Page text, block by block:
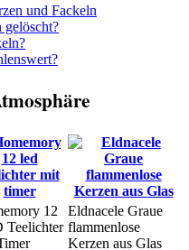
und Fackeln
gelöscht?
12
Teelichter
Eldnacele Graue
flammenlose
Kerzen aus Glas